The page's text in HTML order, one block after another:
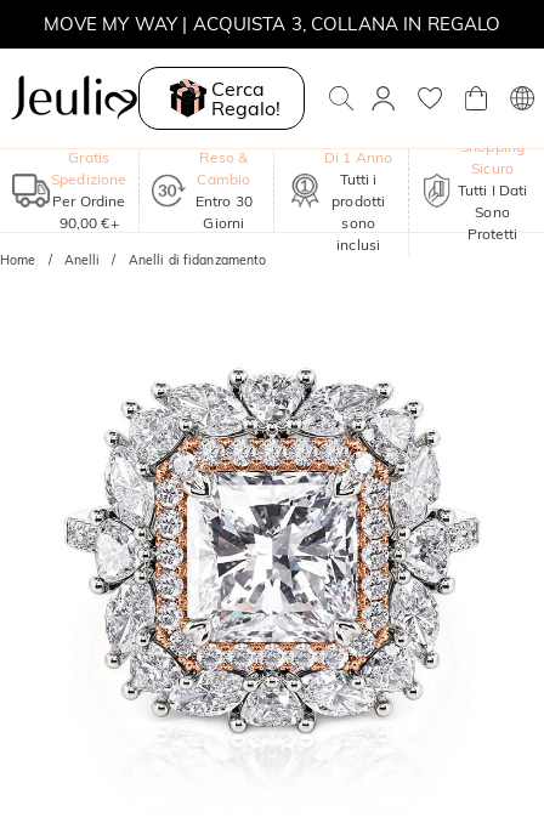
MOVE MY WAY | ACQUISTA 3, COLLANA IN REGALO
Cerca
Regalo!
Gratis
Spedizione
Per Ordine
90,00 €+
Reso &
Cambio
Entro 30
Giorni
Di 1 Anno
Tutti i
prodotti
sono
inclusi
Shopping
Sicuro
Tutti I Dati
Sono
Protetti
Home Anelli Anelli di fidanzamento